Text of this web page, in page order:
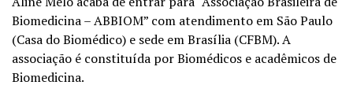
Biomedicina – ABBIOM” com atendimento em São Paulo
(Casa do Biomédico) e sede em Brasília (CFBM). A
associação é constituída por Biomédicos e acadêmicos de
Biomedicina.